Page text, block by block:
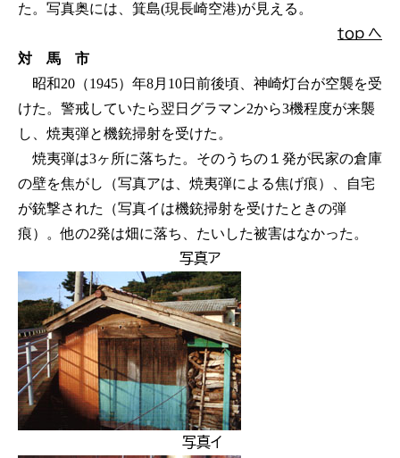
た。写真奥には、箕島(現長崎空港)が見える。
ｔｏｐ へ
対 馬 市
昭和20（1945）年8月10日前後頃、神崎灯台が空襲を受
けた。警戒していたら翌日グラマン2から3機程度が来襲
し、焼夷弾と機銃掃射を受けた。
焼夷弾は3ヶ所に落ちた。そのうちの１発が民家の倉庫
の壁を焦がし（写真アは、焼夷弾による焦げ痕）、自宅
が銃撃された（写真イは機銃掃射を受けたときの弾
痕）。他の2発は畑に落ち、たいした被害はなかった。
写真ア
写真イ